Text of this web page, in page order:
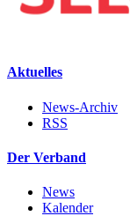
Aktuelles
News-Archiv
RSS
Der Verband
News
Kalender